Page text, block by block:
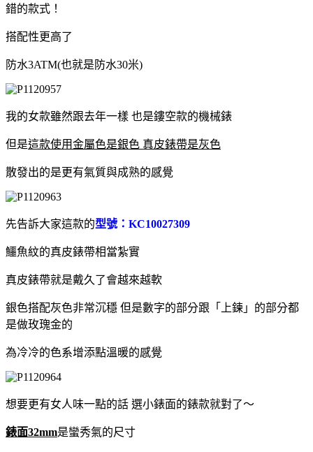
錯的款式！
搭配性更高了
防水3ATM(也就是防水30米)
我的女款雖然跟去年一樣 也是鏤空款的機械錶
但是這款使用金屬色是銀色 真皮錶帶是灰色
散發出的是更有氣質與成熟的感覺
先告訴大家這款的型號：KC10027309
鱷魚紋的真皮錶帶相當紮實
真皮錶帶就是戴久了會越來越軟
銀色搭配灰色非常沉穩 但是數字的部分跟「上鍊」的部分都
是做玫瑰金的
為冷冷的色系增添點溫暖的感覺
想要更有女人味一點的話 選小錶面的錶款就對了～
錶面32mm是蠻秀氣的尺寸